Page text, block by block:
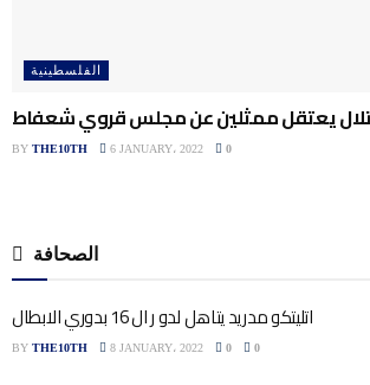
الفلسطينية
يعتقل ممثلين عن مجلس قروي شعفاط
BY THE10TH 6 JANUARY، 2022 0
الصحافة
اتليتكو مدريد يتاهل لدو ر ال 16 بدوري الابطال
BY THE10TH 8 JANUARY، 2022 0 0